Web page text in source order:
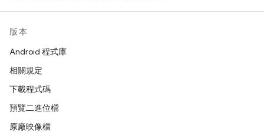
版本
Android 程式庫
相關規定
下載程式碼
預覽二進位檔
原廠映像檔